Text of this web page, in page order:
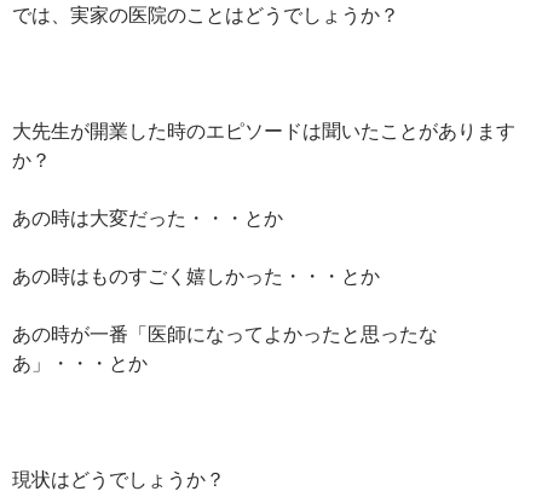
では、実家の医院のことはどうでしょうか？
大先生が開業した時のエピソードは聞いたことがあります
か？
あの時は大変だった・・・とか
あの時はものすごく嬉しかった・・・とか
あの時が一番「医師になってよかったと思ったな
あ」・・・とか
現状はどうでしょうか？